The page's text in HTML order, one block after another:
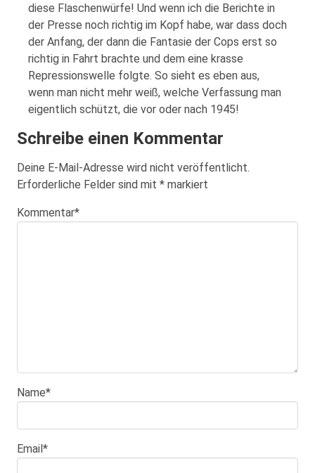
diese Flaschenwürfe! Und wenn ich die Berichte in
der Presse noch richtig im Kopf habe, war dass doch
der Anfang, der dann die Fantasie der Cops erst so
richtig in Fahrt brachte und dem eine krasse
Repressionswelle folgte. So sieht es eben aus,
wenn man nicht mehr weiß, welche Verfassung man
eigentlich schützt, die vor oder nach 1945!
Schreibe einen Kommentar
Deine E-Mail-Adresse wird nicht veröffentlicht.
Erforderliche Felder sind mit * markiert
Kommentar*
Name*
Email*